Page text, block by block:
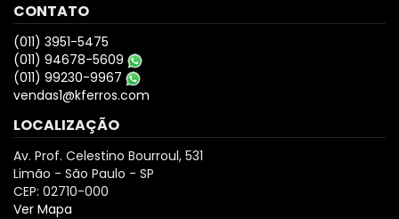
CONTATO
(011) 3951-5475
(011) 94678-5609
(011) 99230-9967
vendas1@kferros.com
LOCALIZAÇÃO
Av. Prof. Celestino Bourroul, 531
Limão - São Paulo - SP
CEP: 02710-000
Ver Mapa